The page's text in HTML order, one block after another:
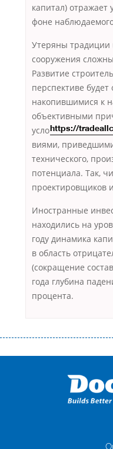
капитал)
фоне
Утеряны традиции
сооружения
Развитие
перспективе будет
накопившимися к
объективными
https://
усло
виями,
технического,
потенциала. Так,
проектировщиков
Иностранные
находились на
году динамика
в область
(сокращение
года глубина
процента.
оформляти кредит в банку,
загальна тривалість
іншого. Завдяки сучасній
отримати позику до
нарахування кредитних